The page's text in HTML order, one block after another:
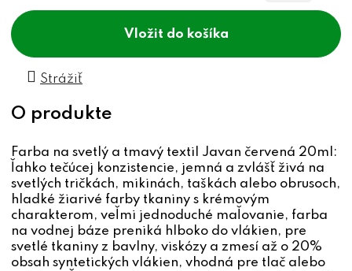
do košíka
Strážiť
Farba na svetlý a tmavý textil Javan červená 20ml:
ľahko tečúcej konzistencie, jemná a zvlášť živá na
svetlých tričkách, mikinách, taškách alebo obrusoch,
hladké žiarivé farby tkaniny s krémovým
charakterom, veľmi jednoduché maľovanie, farba
na vodnej báze preniká hlboko do vlákien, pre
svetlé tkaniny z bavlny, viskózy a zmesí až o 20%
obsah syntetických vlákien, vhodná pre tlač alebo